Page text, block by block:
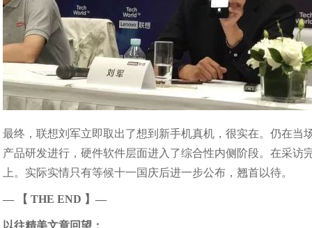
最终，联想刘军立即取出了想到新手机真机，很实在。仍在
产品研发进行，硬件软件层面进入了综合性内侧阶段。在采
上。实际实情只有等候十一国庆后进一步公布，翘首以待。
— 【 THE END 】—
以往精美文章回望：